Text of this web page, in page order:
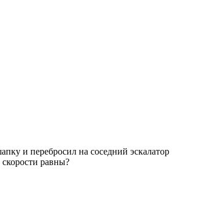
и перебросил на соседний эскалатор
равны?